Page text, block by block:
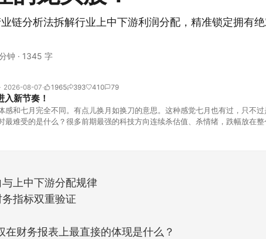
链分析法拆解行业上中下游利润分配，精准锁定拥有
钟 · 1345 字
2026-08-07 1965 393 410 79
入新节奏！
感和七月完全不同。有点儿换月如换刀的意思。这种感觉七月也有过，只不
最难受的是什么？很多前期最强的科技方向连续杀估值、杀情绪，跌幅放在整
上中下游分配规律
指标双重验证
在财务报表上最直接的体现是什么？